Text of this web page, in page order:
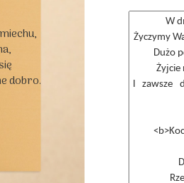
dobro.